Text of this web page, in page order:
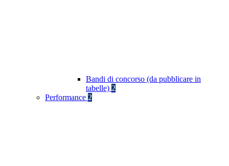
Bandi di concorso (da pubblicare in
tabelle) 2
Performance 2